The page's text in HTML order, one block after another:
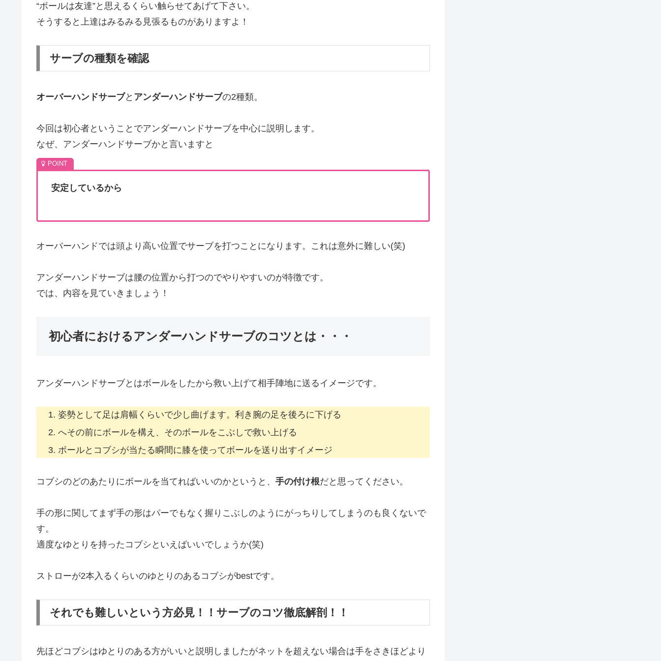
“ボールは友達”と思えるくらい触らせてあげて下さい。
そうすると上達はみるみる見張るものがありますよ！
サーブの種類を確認
オーバーハンドサーブと アンダーハンドサーブの2種類。
今回は初心者ということでアンダーハンドサーブを中心に説明します。
なぜ、アンダーハンドサーブかと言いますと
安定しているから
オーバーハンドでは頭より高い位置でサーブを打つことになります。これは意外に難しい(笑)
アンダーハンドサーブは腰の位置から打つのでやりやすいのが特徴です。
では、内容を見ていきましょう！
初心者におけるアンダーハンドサーブのコツとは・・・
アンダーハンドサーブとはボールをしたから救い上げて相手陣地に送るイメージです。
姿勢として足は肩幅くらいで少し曲げます。利き腕の足を後ろに下げる
へその前にボールを構え、そのボールをこぶしで救い上げる
ボールとコブシが当たる瞬間に膝を使ってボールを送り出すイメージ
コブシのどのあたりにボールを当てればいいのかというと、 手の付け根だと思ってください。
手の形に関してまず手の形はパーでもなく握りこぶしのようにがっちりしてしまうのも良くないで
す。
適度なゆとりを持ったコブシといえばいいでしょうか(笑)
ストローが2本入るくらいのゆとりのあるコブシがbestです。
それでも難しいという方必見！！サーブのコツ徹底解剖！！
先ほどコブシはゆとりのある方がいいと説明しましたがネットを超えない場合は手をさきほどより